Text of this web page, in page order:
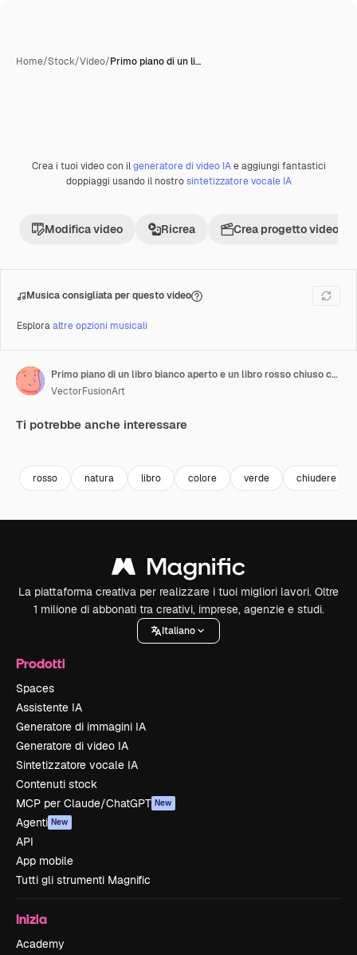
Home/Stock/Video/Primo piano di un li…
PremiumCreata con IA
Crea i tuoi video con ilgeneratore di video IAe aggiungi fantastici
doppiaggi usando il nostrosintetizzatore vocale IA
Modifica video Ricrea Crea progetto video
Musica consigliata per questo video
Esploraaltre opzioni musicali
Primo piano di un libro bianco aperto e un libro rosso chiuso con spazio per il testo su sfondo verde al rallentatore
VectorFusionArt
Ti potrebbe anche interessare
rosso natura libro colore verde chiudere
La piattaforma creativa per realizzare i tuoi migliori lavori. Oltre
1 milione di abbonati tra creativi, imprese, agenzie e studi.
Italiano
Prodotti
Spaces
Assistente IA
Generatore di immagini IA
Generatore di video IA
Sintetizzatore vocale IA
Contenuti stock
MCP per Claude/ChatGPT New
Agenti New
API
App mobile
Tutti gli strumenti Magnific
Inizia
Academy